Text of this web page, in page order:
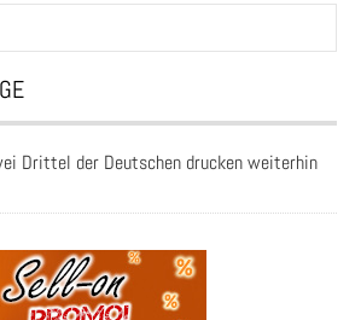
Drittel der Deutschen drucken weiterhin